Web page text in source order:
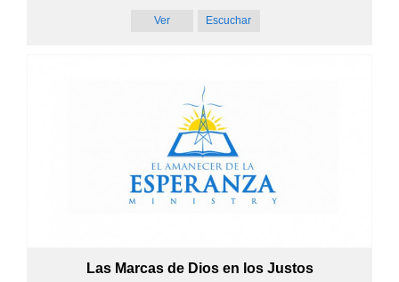
Ver Escuchar
Las Marcas de Dios en los Justos